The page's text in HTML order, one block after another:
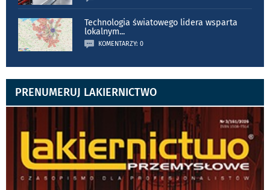
Technologia światowego lidera wsparta
lokalnym...
KOMENTARZY: 0
PRENUMERUJ LAKIERNICTWO